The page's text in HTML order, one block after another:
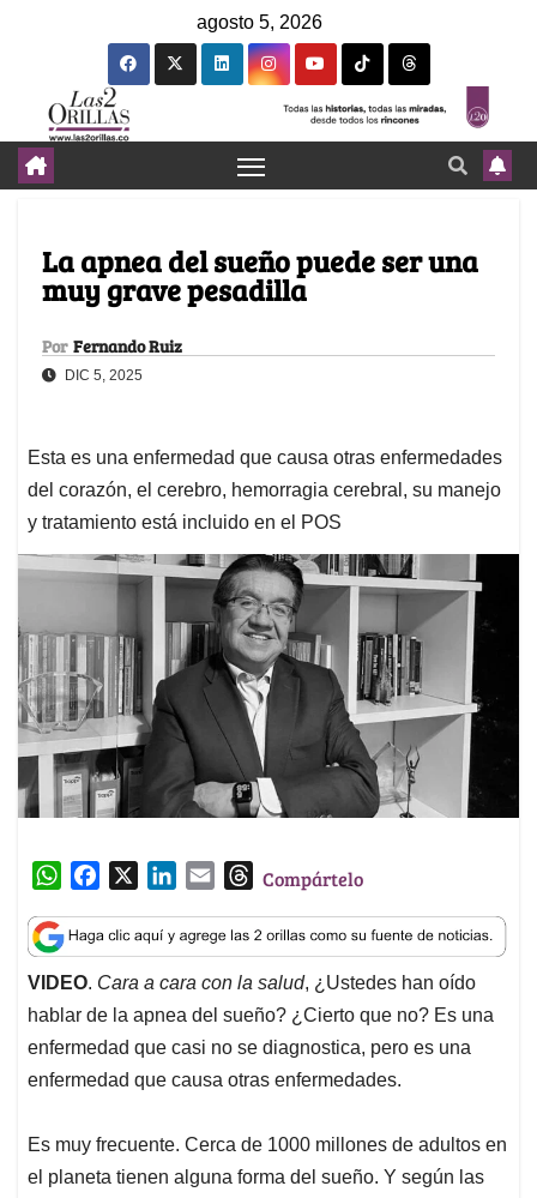
agosto 5, 2026
La apnea del sueño puede ser una
muy grave pesadilla
Por Fernando Ruiz
DIC 5, 2025
Esta es una enfermedad que causa otras enfermedades
del corazón, el cerebro, hemorragia cerebral, su manejo
y tratamiento está incluido en el POS
W
a
t
s
A
p
p
c
e
b
o
o
k
n
k
e
d
I
n
a
i
l
T
r
e
a
d
s
Compártelo
VIDEO. Cara a cara con la salud, ¿Ustedes han oído
hablar de la apnea del sueño? ¿Cierto que no? Es una
enfermedad que casi no se diagnostica, pero es una
enfermedad que causa otras enfermedades.
Es muy frecuente. Cerca de 1000 millones de adultos en
el planeta tienen alguna forma del sueño. Y según las